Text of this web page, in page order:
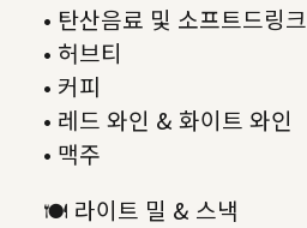
• 탄산음료 및 소프트드링크
• 허브티
• 커피
• 레드 와인 & 화이트 와인
• 맥주
🍽 라이트 밀 & 스낵